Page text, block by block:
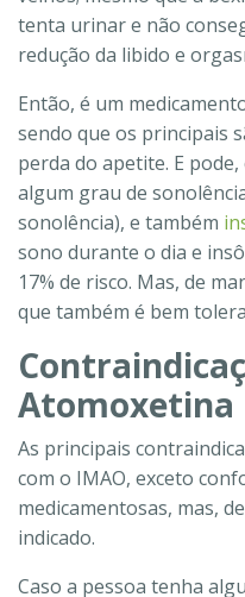
tenta urinar e não
redução da libido e
Então, é um
sendo que os principais
perda do apetite. E
algum grau de
sonolência), e também
sono durante o dia e
17% de risco. Mas, de
que também é bem
Atomoxetina
As principais
com o IMAO, exceto
medicamentosas, mas,
indicado.
Caso a pessoa tenha